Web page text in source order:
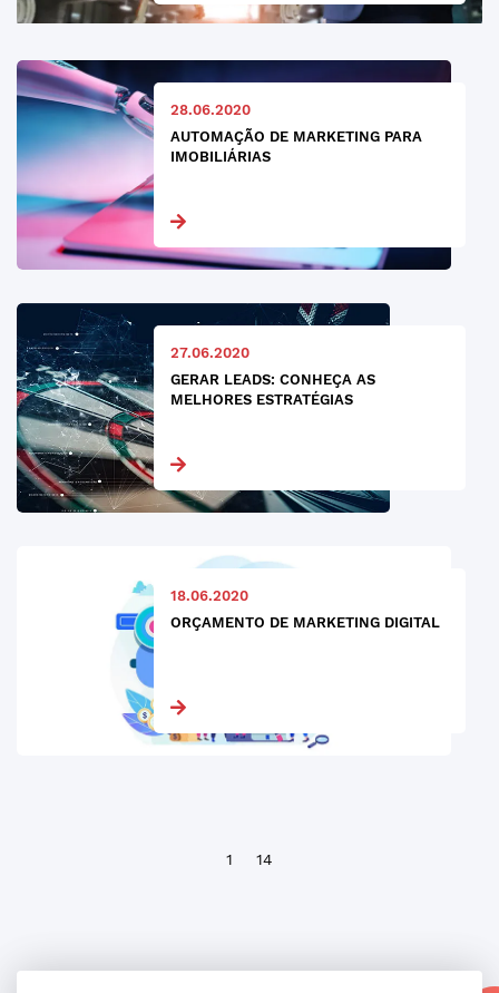
28.06.2020
AUTOMAÇÃO DE MARKETING PARA
IMOBILIÁRIAS
27.06.2020
GERAR LEADS: CONHEÇA AS
MELHORES ESTRATÉGIAS
18.06.2020
ORÇAMENTO DE MARKETING DIGITAL
1 14